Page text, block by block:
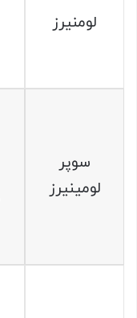
لومنیرز
سوپر
لومینیرز